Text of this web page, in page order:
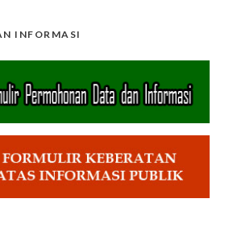
INFORMASI